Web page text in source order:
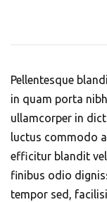
Pellentesque
in quam porta
ullamcorper in
luctus commodo
efficitur blandit
finibus odio
tempor sed,